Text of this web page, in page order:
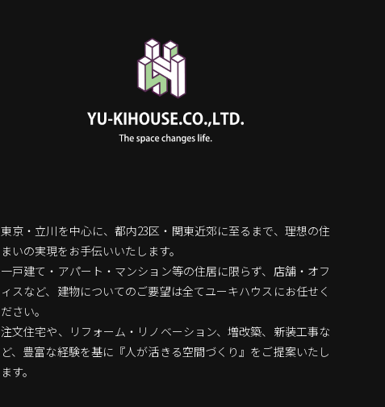
東京・立川を中心に、都内23区・関東近郊に至るまで、理想の住
まいの実現をお手伝いいたします。
一戸建て・アパート・マンション等の住居に限らず、店舗・オフ
ィスなど、建物についてのご要望は全てユーキハウスにお任せく
ださい。
注文住宅や、リフォーム・リノベーション、増改築、新装工事な
ど、豊富な経験を基に『人が活きる空間づくり』をご提案いたし
ます。